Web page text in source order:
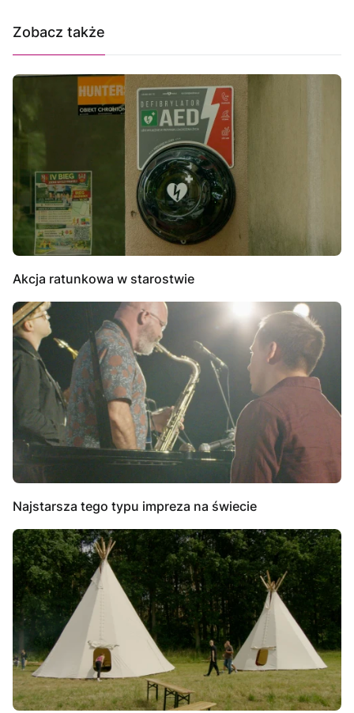
Zobacz także
Akcja ratunkowa w starostwie
Najstarsza tego typu impreza na świecie